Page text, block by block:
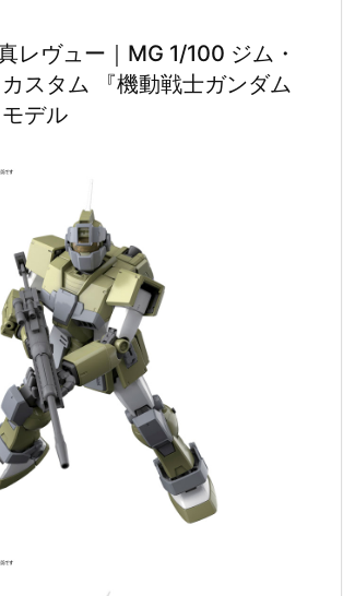
レヴュー｜MG 1/100 ジム・
スタム 『機動戦士ガンダム
デル